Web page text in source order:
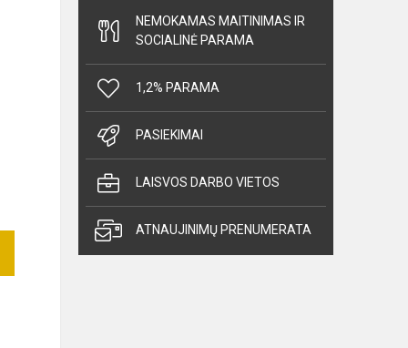
NEMOKAMAS MAITINIMAS IR
SOCIALINĖ PARAMA
1,2% PARAMA
PASIEKIMAI
LAISVOS DARBO VIETOS
ATNAUJINIMŲ PRENUMERATA